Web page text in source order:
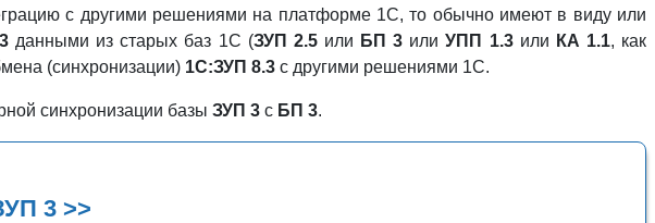
с другими решениями на платформе 1С, то обычно имеют в виду или
данными из старых баз 1С (ЗУП 2.5или БП 3 илиУПП 1.3или КА 1.1, как
(синхронизации) 1С:ЗУП 8.3 с другими решениями 1С.
синхронизации базыЗУП 3 с БП 3.
3 >>